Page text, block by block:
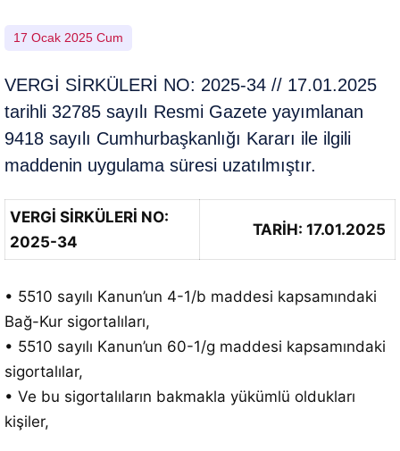
17 Ocak 2025 Cum
VERGİ SİRKÜLERİ NO: 2025-34 // 17.01.2025
tarihli 32785 sayılı Resmi Gazete yayımlanan
9418 sayılı Cumhurbaşkanlığı Kararı ile ilgili
maddenin uygulama süresi uzatılmıştır.
VERGİ SİRKÜLERİ NO:
2025-34
TARİH: 17.01.2025
• 5510 sayılı Kanun’un 4-1/b maddesi kapsamındaki
Bağ-Kur sigortalıları,
• 5510 sayılı Kanun’un 60-1/g maddesi kapsamındaki
sigortalılar,
• Ve bu sigortalıların bakmakla yükümlü oldukları
kişiler,